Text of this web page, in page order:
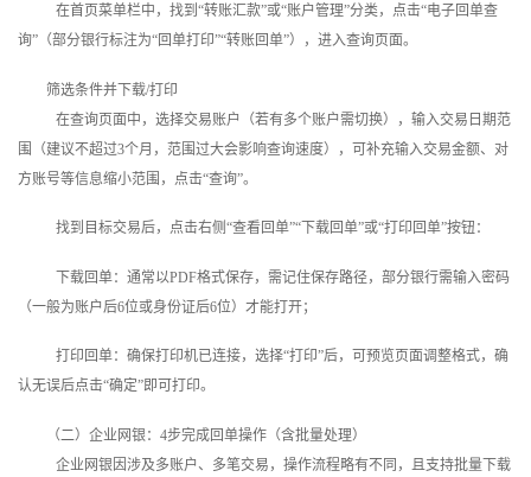
在首页菜单栏中，找到“转账汇款”或“账户管理”分类，点击“电子回单查
询”（部分银行标注为“回单打印”“转账回单”），进入查询页面。
筛选条件并下载/打印
在查询页面中，选择交易账户（若有多个账户需切换），输入交易日期范
围（建议不超过3个月，范围过大会影响查询速度），可补充输入交易金额、对
方账号等信息缩小范围，点击“查询”。
找到目标交易后，点击右侧“查看回单”“下载回单”或“打印回单”按钮：
下载回单：通常以PDF格式保存，需记住保存路径，部分银行需输入密码
（一般为账户后6位或身份证后6位）才能打开；
打印回单：确保打印机已连接，选择“打印”后，可预览页面调整格式，确
认无误后点击“确定”即可打印。
（二）企业网银：4步完成回单操作（含批量处理）
企业网银因涉及多账户、多笔交易，操作流程略有不同，且支持批量下载